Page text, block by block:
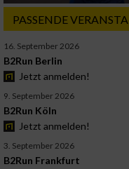
PASSENDE
16. September 2026
B2Run Berlin
Jetzt anmelden!
9. September 2026
B2Run Köln
Jetzt anmelden!
3. September 2026
B2Run Frankfurt